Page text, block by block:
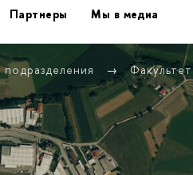
Партнеры
Мы в медиа